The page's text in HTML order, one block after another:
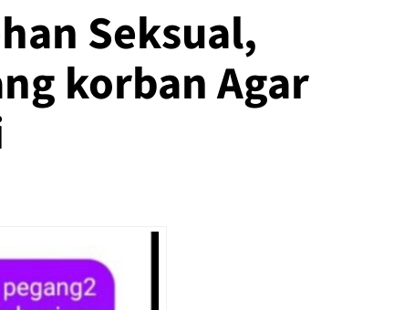
Seksual,
korban Agar